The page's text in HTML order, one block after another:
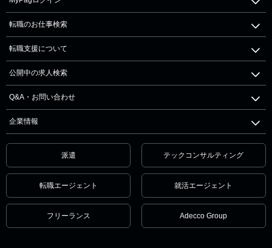
転職のお仕事検索
転職支援について
公開中の求人検索
Q&A・お問い合わせ
企業情報
派遣 テックコンサルティング
転職エージェント 就活エージェント
フリーランス Adecco Group